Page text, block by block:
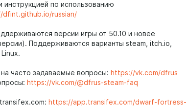
инструкцией по использованию
dfint.github.io/russian/
версии игры от 50.10 и новее
Поддерживаются варианты steam, itch.io,
часто задаваемые вопросы: https://vk.com/dfrus
https://vk.com/@dfrus-steam-faq
https://app.transifex.com/dwarf-fortress-